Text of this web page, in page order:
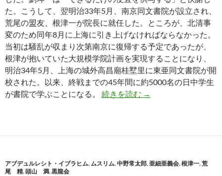
た。こうして、翌明治33年5月、南京同文書院が設立され、
荒尾の盟友、根津一が院長に就任した。ところが、北清事
変のため同年8月に上海に引き上げなければならなかった。
当初は騒乱が収まり次第南京に復帰する予定であったが、
根津が抱いていた大規模学院計画を実現することになり、
明治34年5月、上海の城外高昌廟桂墅里に東亜同文書院が開
校された。以来、終戦までの45年間に約5000名の日中学生
が書院で学ぶことになる。 続きを読む 東亜同文書院大旅行
→
アブデュルレシト・イブラヒム,ムスリム,中野常太郎,亜細亜義会,根津一,荒
尾 精,頭山 満,黒龍会